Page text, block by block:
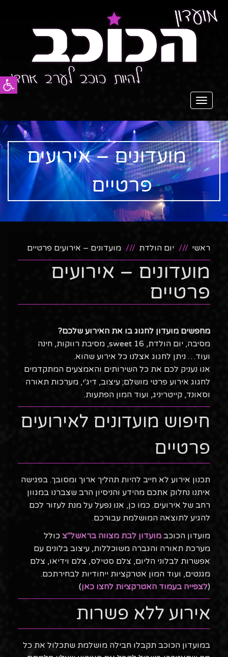
פתח
תפריט
מועדונים – אירועים
פרטיים
ראשי יום הולדת מועדונים – אירועים פרטיים
מועדונים – אירועים
פרטיים
מחפשים מועדון לחגוג בו את האירוע שלכם?
מסיבה, יום הולדת, sweet 16, מסיבת רווקות, חינה
ועוד… ניתן לחגוג אצלנו כל אירוע שהוא.
אנו נעניק לכם את כל השירותים והאמצעים המתקדמים
לחגוג אירוע פרטי מושלם; עיצוב, דיג'י, מערכות תאורה
וסאונד, קייטריניג, ועוד המון הפתעות.
חיפוש מועדונים לאירועים
פרטיים
תכנון אירוע לא חייב להיות תהליך ארוך ומסובך. בפגישה
איתנו נחלוק אתכם מהידע והניסיון הרב שצברנו במגוון
רחב של אירועים. כמו כן, אנו נפעל על מנת לעזור לכם
להגיע לתוצאה המושלמת עבורכם.
מועדון הכוכב מועדון לבת מצווה בראשל"צ כולל
מערכת תאורה והגברה משוכללות, עיצוב בלונים עם
אפשרות לבלוני הליום, צלם סטילס, צלם וידיאו, צלם
מגנטים, ועוד המון אטרקציות ייחודיות לבחירתכם.
(לצפייה בעמוד האטרקציות לחצו כאן)
אירוע ללא פשרות
במועדון הכוכב תקבלו חבילה מושלמת שתכלול את כל